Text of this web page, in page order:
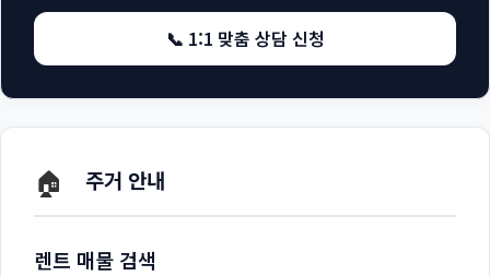
📞 1:1 맞춤 상담 신청
🏠 주거 안내
렌트 매물 검색